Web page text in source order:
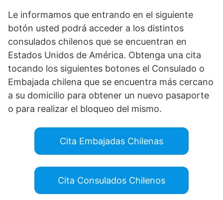
Le informamos que entrando en el siguiente
botón usted podrá acceder a los distintos
consulados chilenos que se encuentran en
Estados Unidos de América. Obtenga una cita
tocando los siguientes botones el Consulado o
Embajada chilena que se encuentra más cercano
a su domicilio para obtener un nuevo pasaporte
o para realizar el bloqueo del mismo.
Cita Embajadas Chilenas
Cita Consulados Chilenos